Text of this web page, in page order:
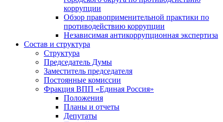
коррупции
Обзор правоприменительной практики по
противодействию коррупции
Независимая антикоррупционная экспертиза
Состав и структура
Структура
Председатель Думы
Заместитель председателя
Постоянные комиссии
Фракция ВПП «Единая Россия»
Положения
Планы и отчеты
Депутаты